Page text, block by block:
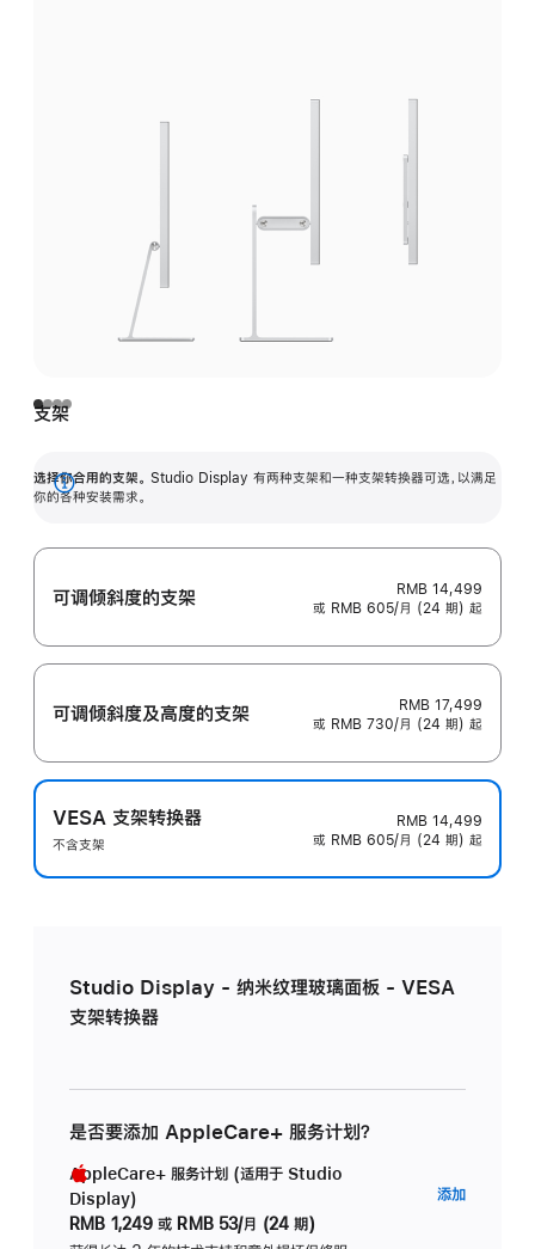
支架
选择你合用的支架。 Studio Display 有两种支架和一种支架转换器可选，以满足
你的各种安装需求。
展
可调倾斜度的支架
RMB 14,499
或 RMB 605/月 (24 期) 起
可调倾斜度及高‍度的支‍架
RMB 17,499
或 RMB 730/月 (24 期) 起
VESA 支架转换器
不含支架
RMB 14,499
或 RMB 605/月 (24 期) 起
Studio Display - 纳米纹理玻璃面板 - VESA
支架转换器
是否要添加 AppleCare+ 服务计划？
AppleCare+ 服务计划 (适用于 Studio
Display)
RMB 1,249 或 RMB 53/月 (24 期)
添加